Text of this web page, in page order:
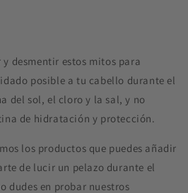
desmentir estos mitos para
posible a tu cabello durante el
del sol, el cloro y la sal, y no
de hidratación y protección.
los productos que puedes añadir
de lucir un pelazo durante el
dudes en probar nuestros